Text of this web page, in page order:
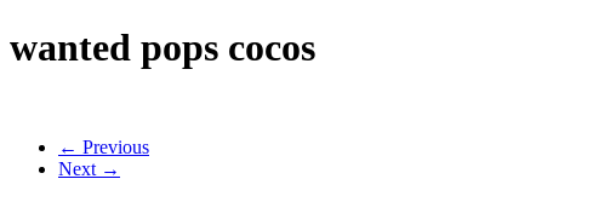
wanted pops cocos
← Previous
Next →